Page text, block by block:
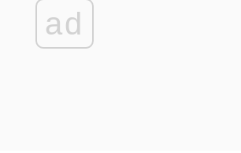
ad